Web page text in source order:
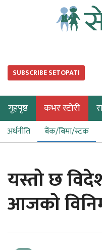
SUBSCRIBE SETOPATI
गृहपृष्ठ कभर स्टोरी
अर्थनीति बैंक/बिमा/स्टक
यस्तो छ
आजको